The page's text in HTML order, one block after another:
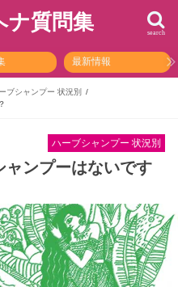
ナ質問集 search
最新情報
ブシャンプー 状況別
ハーブシャンプー 状況別
ャンプーはないです